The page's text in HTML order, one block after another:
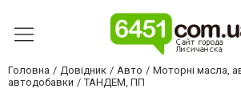
Головна Довідник Авто
Моторні масла,
автодобавки
ТАНДЕМ, ПП